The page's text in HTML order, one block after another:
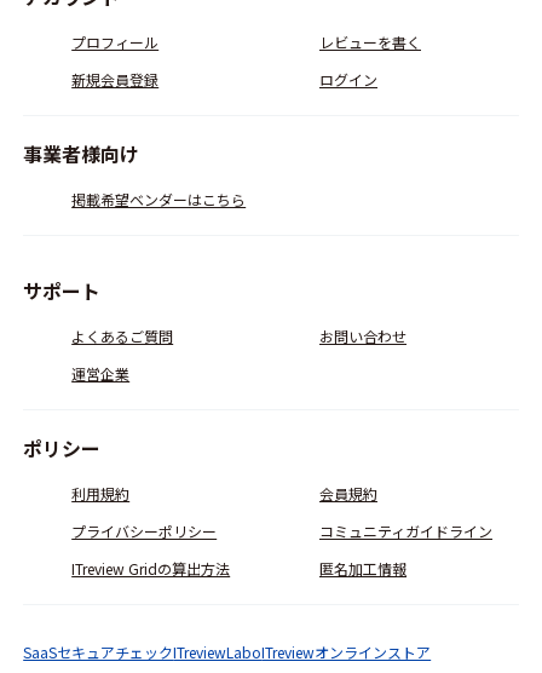
プロフィール
レビューを書く
新規会員登録
ログイン
事業者様向け
掲載希望ベンダーはこちら
サポート
よくあるご質問
お問い合わせ
運営企業
ポリシー
利用規約
会員規約
プライバシーポリシー
コミュニティガイドライン
ITreview Gridの算出方法
匿名加工情報
SaaSセキュアチェックITreviewLaboITreviewオンラインストア